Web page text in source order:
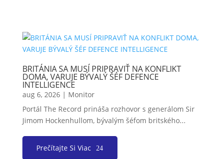
BRITÁNIA SA MUSÍ PRIPRAVIŤ NA KONFLIKT
DOMA, VARUJE BÝVALÝ ŠÉF DEFENCE
INTELLIGENCE
aug 6, 2026| Monitor
Portál The Record prináša rozhovor s generálom Sir
Jimom Hockenhullom, bývalým šéfom britského...
Prečítajte Si Viac